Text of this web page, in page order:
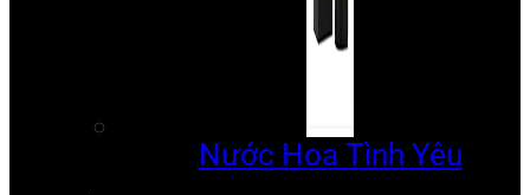
Nước Hoa Tình Yêu